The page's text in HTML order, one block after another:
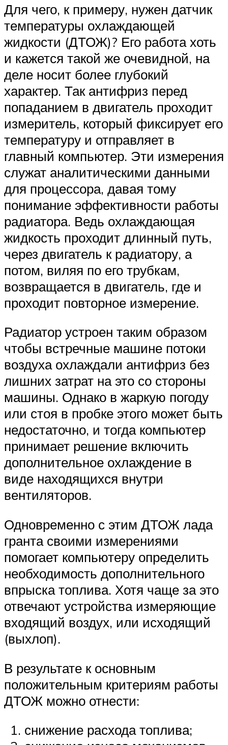
Для чего, к примеру, нужен датчик
температуры охлаждающей
жидкости (ДТОЖ)? Его работа хоть
и кажется такой же очевидной, на
деле носит более глубокий
характер. Так антифриз перед
попаданием в двигатель проходит
измеритель, который фиксирует его
температуру и отправляет в
главный компьютер. Эти измерения
служат аналитическими данными
для процессора, давая тому
понимание эффективности работы
радиатора. Ведь охлаждающая
жидкость проходит длинный путь,
через двигатель к радиатору, а
потом, виляя по его трубкам,
возвращается в двигатель, где и
проходит повторное измерение.
Радиатор устроен таким образом
чтобы встречные машине потоки
воздуха охлаждали антифриз без
лишних затрат на это со стороны
машины. Однако в жаркую погоду
или стоя в пробке этого может быть
недостаточно, и тогда компьютер
принимает решение включить
дополнительное охлаждение в
виде находящихся внутри
вентиляторов.
Одновременно с этим ДТОЖ лада
гранта своими измерениями
помогает компьютеру определить
необходимость дополнительного
впрыска топлива. Хотя чаще за это
отвечают устройства измеряющие
входящий воздух, или исходящий
(выхлоп).
В результате к основным
положительным критериям работы
ДТОЖ можно отнести:
снижение расхода топлива;